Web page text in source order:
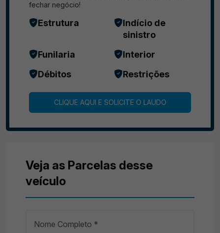
fechar negócio!
Estrutura
Indício de
sinistro
Funilaria
Interior
Débitos
Restrições
CLIQUE AQUI E SOLICITE O LAUDO
Veja as Parcelas desse
veículo